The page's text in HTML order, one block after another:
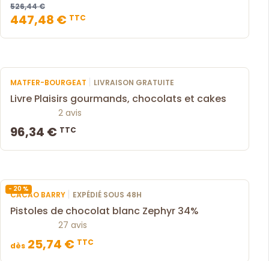
526,44 €
447,48 € TTC
MATFER-BOURGEAT | LIVRAISON GRATUITE
Livre Plaisirs gourmands, chocolats et cakes
2 avis
96,34 € TTC
- 20 %
CACAO BARRY | EXPÉDIÉ SOUS 48H
Pistoles de chocolat blanc Zephyr 34%
27 avis
dès 25,74 € TTC